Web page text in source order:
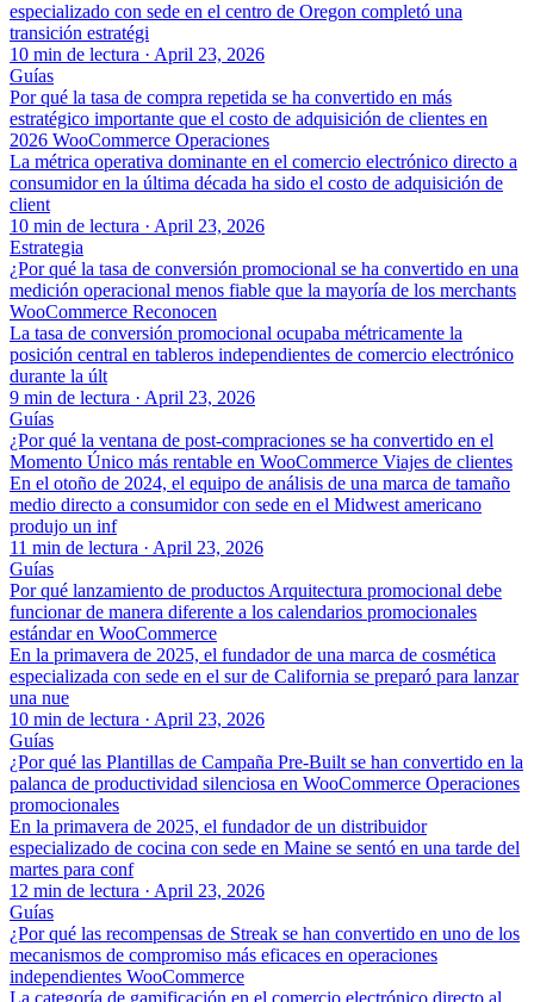
especializado con sede en el centro de Oregon completó una
transición estratégi
10 min de lectura · April 23, 2026
Guías
Por qué la tasa de compra repetida se ha convertido en más
estratégico importante que el costo de adquisición de clientes en
2026 WooCommerce Operaciones
La métrica operativa dominante en el comercio electrónico directo a
consumidor en la última década ha sido el costo de adquisición de
client
10 min de lectura · April 23, 2026
Estrategia
¿Por qué la tasa de conversión promocional se ha convertido en una
medición operacional menos fiable que la mayoría de los merchants
WooCommerce Reconocen
La tasa de conversión promocional ocupaba métricamente la
posición central en tableros independientes de comercio electrónico
durante la últ
9 min de lectura · April 23, 2026
Guías
¿Por qué la ventana de post-compraciones se ha convertido en el
Momento Único más rentable en WooCommerce Viajes de clientes
En el otoño de 2024, el equipo de análisis de una marca de tamaño
medio directo a consumidor con sede en el Midwest americano
produjo un inf
11 min de lectura · April 23, 2026
Guías
Por qué lanzamiento de productos Arquitectura promocional debe
funcionar de manera diferente a los calendarios promocionales
estándar en WooCommerce
En la primavera de 2025, el fundador de una marca de cosmética
especializada con sede en el sur de California se preparó para lanzar
una nue
10 min de lectura · April 23, 2026
Guías
¿Por qué las Plantillas de Campaña Pre-Built se han convertido en la
palanca de productividad silenciosa en WooCommerce Operaciones
promocionales
En la primavera de 2025, el fundador de un distribuidor
especializado de cocina con sede en Maine se sentó en una tarde del
martes para conf
12 min de lectura · April 23, 2026
Guías
¿Por qué las recompensas de Streak se han convertido en uno de los
mecanismos de compromiso más eficaces en operaciones
independientes WooCommerce
La categoría de gamificación en el comercio electrónico directo al